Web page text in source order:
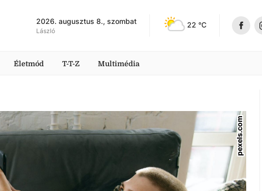
2026. augusztus 8., szombat
László
22 °C
Életmód T-T-Z Multimédia
pexels.com